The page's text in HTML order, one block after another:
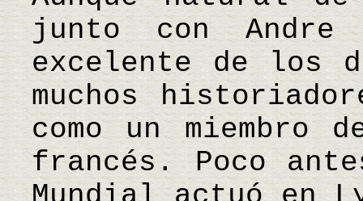
junto con Andre
excelente de los
muchos
como un
francés. Poco